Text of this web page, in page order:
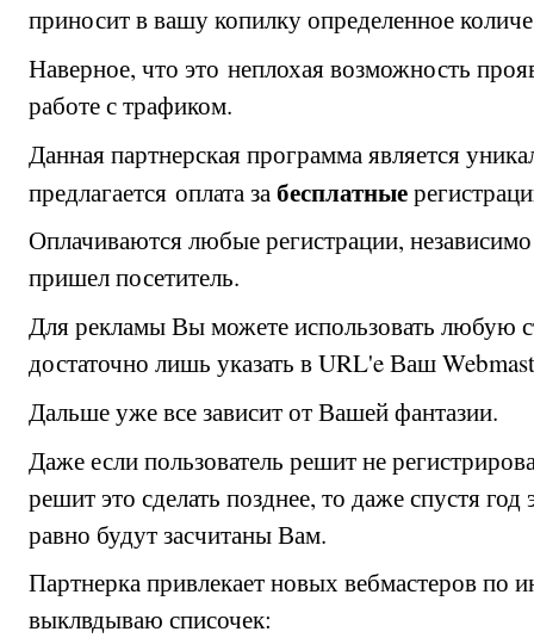
приносит в вашу копилку определенное
Наверное, что это неплохая возможность
работе с трафиком.
Данная партнерская программа является
предлагается оплата за бесплатные
Оплачиваются любые регистрации,
пришел посетитель.
Для рекламы Вы можете использовать любую
достаточно лишь указать в URL'e Ваш
Дальше уже все зависит от Вашей фантазии.
Даже если пользователь решит не
решит это сделать позднее, то даже спустя год
равно будут засчитаны Вам.
Партнерка привлекает новых вебмастеров по
выклвдываю списочек: